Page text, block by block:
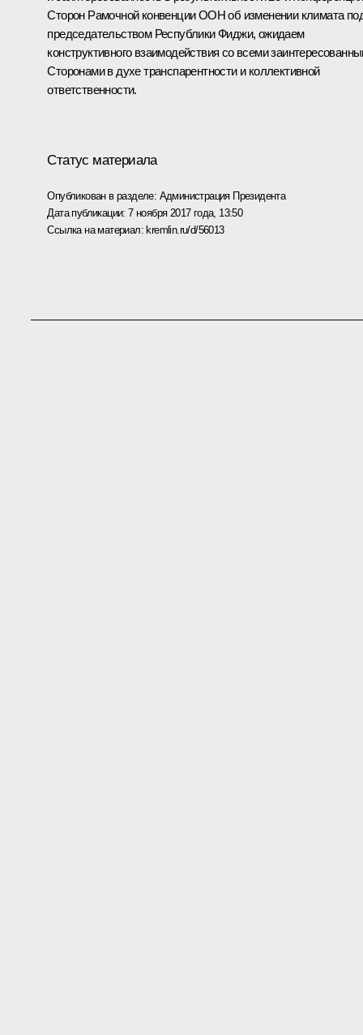
Сторон Рамочной конвенции ООН об изменении климата
председательством Республики Фиджи, ожидаем
конструктивного взаимодействия со всеми
Сторонами в духе транспарентности и коллективной
ответственности.
Статус материала
Опубликован в разделе: Администрация Президента
Дата публикации:7 ноября 2017 года, 13:50
Ссылка на материал: kremlin.ru/d/56013